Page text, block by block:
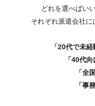
どれを選べばい
それぞれ派遣会社に
「20代で未
「40代
「全
「事